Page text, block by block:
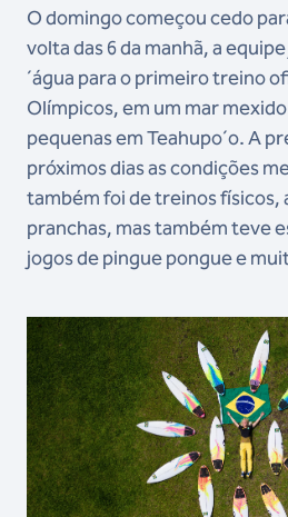
O domingo começou cedo
volta das 6 da manhã, a
´água para o primeiro treino
Olímpicos, em um mar
pequenas em Teahupo´o. A
próximos dias as condições
também foi de treinos físicos,
pranchas, mas também teve
jogos de pingue pongue e